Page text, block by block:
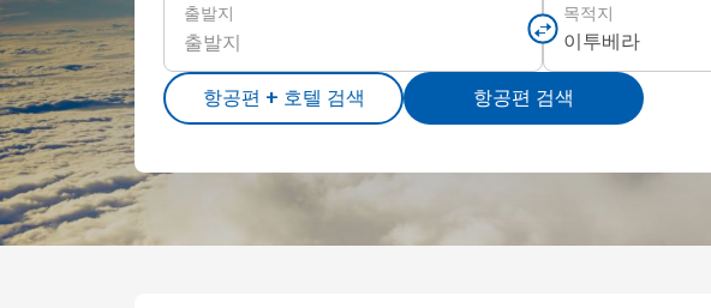
출발지 목적지
항공편 + 호텔 검색 항공편 검색